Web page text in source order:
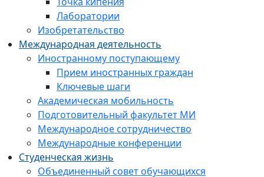
Лаборатории
Изобретательство
Международная деятельность
Иностранному поступающему
Прием иностранных граждан
Ключевые шаги
Академическая мобильность
Подготовительный факультет МИ
Международное сотрудничество
Международные конференции
Студенческая жизнь
Объединенный совет обучающихся